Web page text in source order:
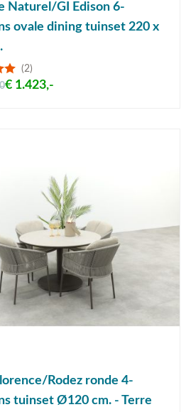
Naturel/GI Edison 6-
ovale dining tuinset 220 x
(2)
€ 1.423,-
Rodez ronde 4-
tuinset Ø120 cm. - Terre